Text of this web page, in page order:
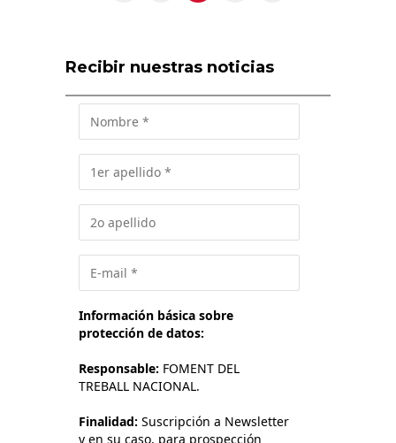
Recibir nuestras noticias
Información básica sobre
protección de datos:
Responsable: FOMENT DEL
TREBALL NACIONAL.
Finalidad: Suscripción a Newsletter
y en su caso, para prospección